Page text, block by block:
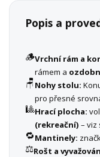
Popis a
🪵Vrchní rám a
rámem a
🪑 Nohy stolu:
pro přesné
🎱Hrací plocha:
(rekreační) – viz
🔁Mantinely:
⚖️Rošt a